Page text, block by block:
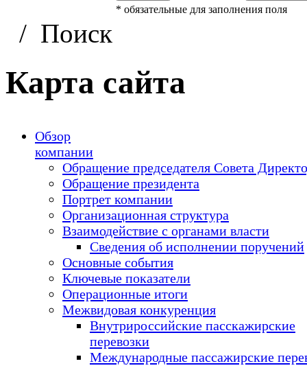
* обязательные для заполнения поля
/ Поиск
Карта сайта
Обзор
компании
Обращение председателя Совета
Обращение президента
Портрет компании
Организационная структура
Взаимодействие с органами власти
Сведения об исполнении поручений
Основные события
Ключевые показатели
Операционные итоги
Межвидовая конкуренция
Внутрироссийские пасскажирские
перевозки
Международные пассажирские